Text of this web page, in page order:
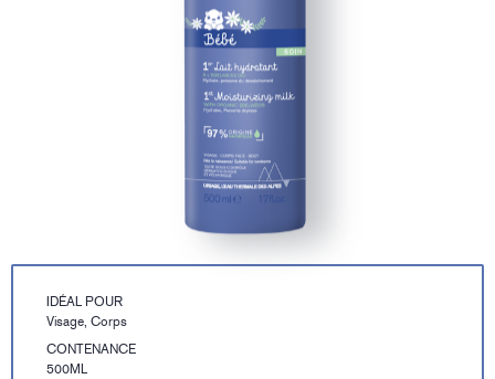
IDÉAL POUR
Visage, Corps
CONTENANCE
500ML